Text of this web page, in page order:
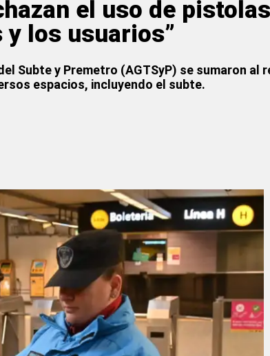
el uso de
los usuarios”
Subte y Premetro (AGTSyP) se sumaron al
espacios, incluyendo el subte.